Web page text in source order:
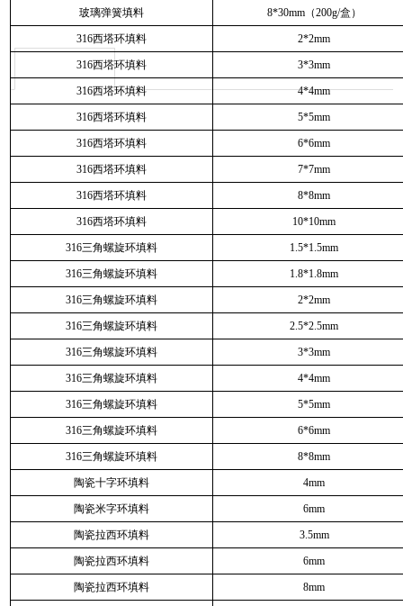
玻璃弹簧填料 8*30mm（200g/盒）
316西塔环填料 2*2mm
316西塔环填料 3*3mm
316西塔环填料 4*4mm
316西塔环填料 5*5mm
316西塔环填料 6*6mm
316西塔环填料 7*7mm
316西塔环填料 8*8mm
316西塔环填料 10*10mm
316三角螺旋环填料 1.5*1.5mm
316三角螺旋环填料 1.8*1.8mm
316三角螺旋环填料 2*2mm
316三角螺旋环填料 2.5*2.5mm
316三角螺旋环填料 3*3mm
316三角螺旋环填料 4*4mm
316三角螺旋环填料 5*5mm
316三角螺旋环填料 6*6mm
316三角螺旋环填料 8*8mm
陶瓷十字环填料 4mm
陶瓷米字环填料 6mm
陶瓷拉西环填料 3.5mm
陶瓷拉西环填料 6mm
陶瓷拉西环填料 8mm